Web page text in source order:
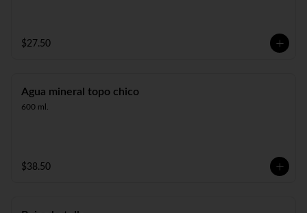
$27.50
Agua mineral topo chico
600 ml.
$38.50